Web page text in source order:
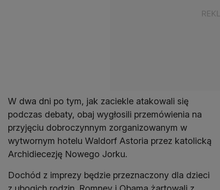
W dwa dni po tym, jak zaciekle atakowali się
podczas debaty, obaj wygłosili przemówienia na
przyjęciu dobroczynnym zorganizowanym w
wytwornym hotelu Waldorf Astoria przez katolicką
Archidiecezję Nowego Jorku.
Dochód z imprezy będzie przeznaczony dla dzieci